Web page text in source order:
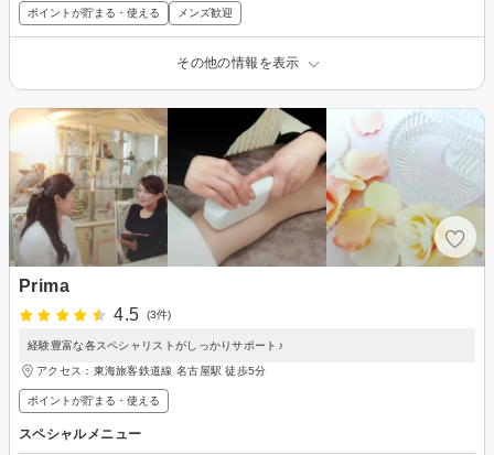
ポイントが貯まる・使える メンズ歓迎
その他の情報を表示
Prima
4.5
(3件)
経験豊富な各スペシャリストがしっかりサポート♪
アクセス：東海旅客鉄道線 名古屋駅 徒歩5分
ポイントが貯まる・使える
スペシャルメニュー